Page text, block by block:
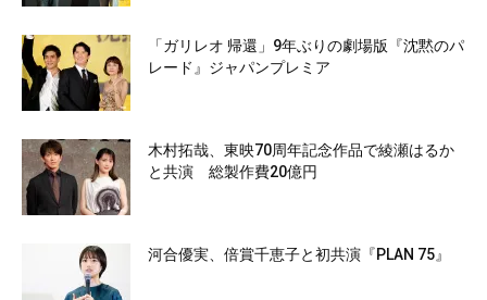
「ガリレオ 帰還」9年ぶりの劇場版『沈黙のパ
レード』ジャパンプレミア
木村拓哉、東映70周年記念作品で綾瀬はるか
と共演 総製作費20億円
河合優実、倍賞千恵子と初共演『PLAN 75』